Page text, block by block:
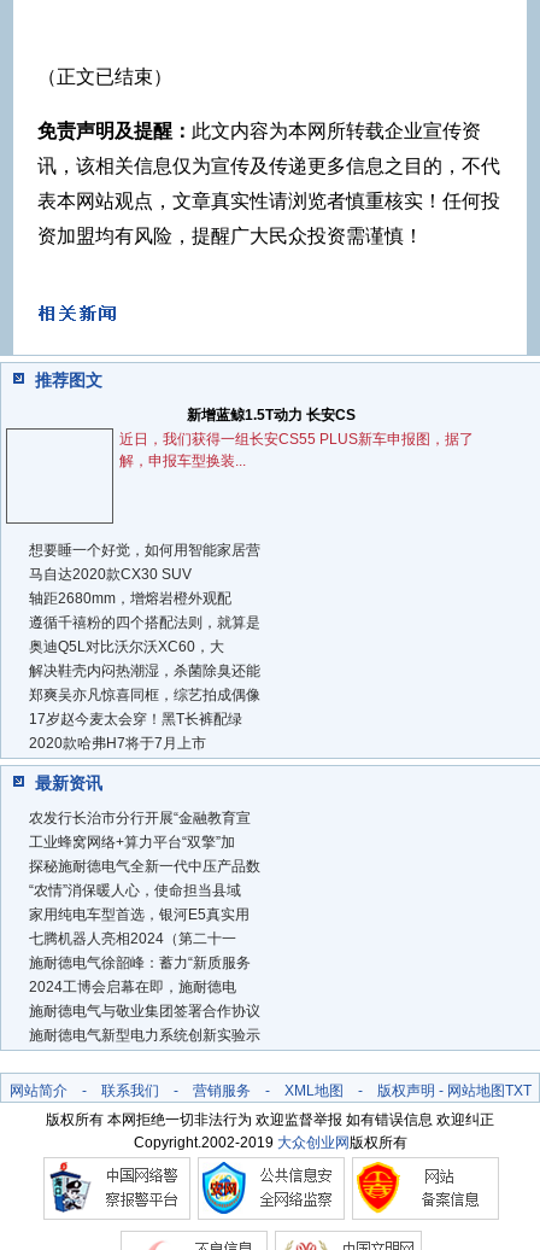
（正文已结束）
免责声明及提醒： 此文内容为本网所转载企业宣传资
讯，该相关信息仅为宣传及传递更多信息之目的，不代
表本网站观点，文章真实性请浏览者慎重核实！任何投
资加盟均有风险，提醒广大民众投资需谨慎！
推荐图文
新增蓝鲸1.5T动力 长安CS
近日，我们获得一组长安CS55 PLUS新车申报图，据了
解，申报车型换装...
想要睡一个好觉，如何用智能家居营
马自达2020款CX30 SUV
轴距2680mm，增熔岩橙外观配
遵循千禧粉的四个搭配法则，就算是
奥迪Q5L对比沃尔沃XC60，大
解决鞋壳内闷热潮湿，杀菌除臭还能
郑爽吴亦凡惊喜同框，综艺拍成偶像
17岁赵今麦太会穿！黑T长裤配绿
2020款哈弗H7将于7月上市
最新资讯
农发行长治市分行开展“金融教育宣
工业蜂窝网络+算力平台“双擎”加
探秘施耐德电气全新一代中压产品数
“农情”消保暖人心，使命担当县域
家用纯电车型首选，银河E5真实用
七腾机器人亮相2024（第二十一
施耐德电气徐韶峰：蓄力“新质服务
2024工博会启幕在即，施耐德电
施耐德电气与敬业集团签署合作协议
施耐德电气新型电力系统创新实验示
网站简介- 联系我们 - 营销服务 - XML地图 - 版权声明 - 网站地图TXT
版权所有 本网拒绝一切非法行为 欢迎监督举报 如有错误信息 欢迎纠正
Copyright.2002-2019 大众创业网版权所有